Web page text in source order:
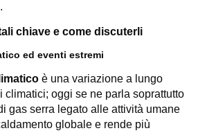
chiave e come discuterli
ed eventi estremi
è una variazione a lungo
climatici; oggi se ne parla soprattutto
gas serra legato alle attività umane
globale e rende più